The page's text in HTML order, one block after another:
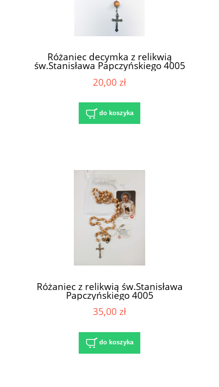
Różaniec decymka z relikwią
św.Stanisława Papczyńskiego 4005
20,00 zł
do koszyka
Różaniec z relikwią św.Stanisława
Papczyńskiego 4005
35,00 zł
do koszyka